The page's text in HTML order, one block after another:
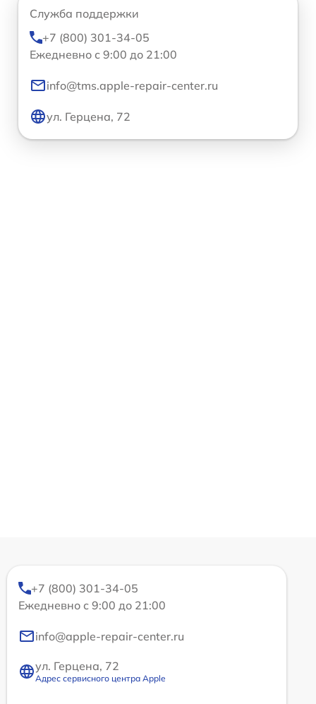
Служба поддержки
+7 (800) 301-34-05
Ежедневно с 9:00 до 21:00
info@tms.apple-repair-center.ru
ул. Герцена, 72
+7 (800) 301-34-05
Ежедневно с 9:00 до 21:00
info@apple-repair-center.ru
ул. Герцена, 72
Адрес сервисного центра Apple